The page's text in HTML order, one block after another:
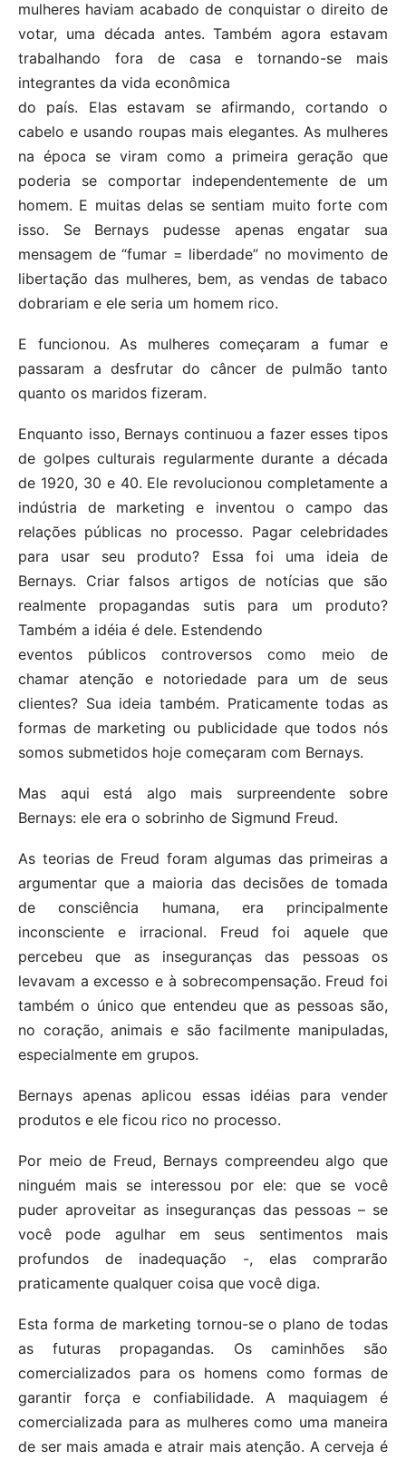
mulheres haviam acabado de conquistar o direito de
votar, uma década antes. Também agora estavam
trabalhando fora de casa e tornando-se mais
integrantes da vida econômica
do país. Elas estavam se afirmando, cortando o
cabelo e usando roupas mais elegantes. As mulheres
na época se viram como a primeira geração que
poderia se comportar independentemente de um
homem. E muitas delas se sentiam muito forte com
isso. Se Bernays pudesse apenas engatar sua
mensagem de “fumar = liberdade” no movimento de
libertação das mulheres, bem, as vendas de tabaco
dobrariam e ele seria um homem rico.
E funcionou. As mulheres começaram a fumar e
passaram a desfrutar do câncer de pulmão tanto
quanto os maridos fizeram.
Enquanto isso, Bernays continuou a fazer esses tipos
de golpes culturais regularmente durante a década
de 1920, 30 e 40. Ele revolucionou completamente a
indústria de marketing e inventou o campo das
relações públicas no processo. Pagar celebridades
para usar seu produto? Essa foi uma ideia de
Bernays. Criar falsos artigos de notícias que são
realmente propagandas sutis para um produto?
Também a idéia é dele. Estendendo
eventos públicos controversos como meio de
chamar atenção e notoriedade para um de seus
clientes? Sua ideia também. Praticamente todas as
formas de marketing ou publicidade que todos nós
somos submetidos hoje começaram com Bernays.
Mas aqui está algo mais surpreendente sobre
Bernays: ele era o sobrinho de Sigmund Freud.
As teorias de Freud foram algumas das primeiras a
argumentar que a maioria das decisões de tomada
de consciência humana, era principalmente
inconsciente e irracional. Freud foi aquele que
percebeu que as inseguranças das pessoas os
levavam a excesso e à sobrecompensação. Freud foi
também o único que entendeu que as pessoas são,
no coração, animais e são facilmente manipuladas,
especialmente em grupos.
Bernays apenas aplicou essas idéias para vender
produtos e ele ficou rico no processo.
Por meio de Freud, Bernays compreendeu algo que
ninguém mais se interessou por ele: que se você
puder aproveitar as inseguranças das pessoas – se
você pode agulhar em seus sentimentos mais
profundos de inadequação -, elas comprarão
praticamente qualquer coisa que você diga.
Esta forma de marketing tornou-se o plano de todas
as futuras propagandas. Os caminhões são
comercializados para os homens como formas de
garantir força e confiabilidade. A maquiagem é
comercializada para as mulheres como uma maneira
de ser mais amada e atrair mais atenção. A cerveja é